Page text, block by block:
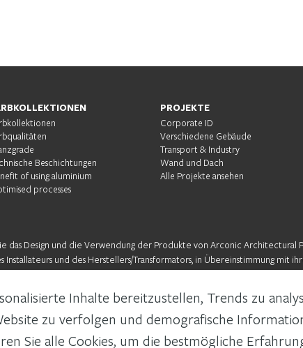
Beschichtungen
of using aluminium
processes
PROJEKTE
Corporate ID
Verschiedene Gebäude
Transport & Industry
Wand und Dach
Alle Projekte ansehen
das Design und die Verwendung der Produkte von Arconic
und des Herstellers/Transformators, in Übereinstimmung
geltenden nationalen, regionalen und lokalen
Inhalte bereitzustellen, Trends zu
zu verfolgen und demografische
Sie alle Cookies, um die bestmögliche